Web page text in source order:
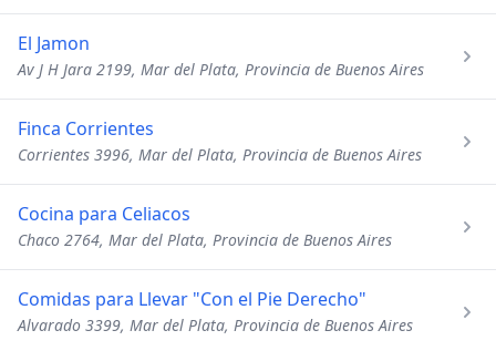
El Jamon
Av J H Jara 2199, Mar del Plata, Provincia de Buenos Aires
Finca Corrientes
Corrientes 3996, Mar del Plata, Provincia de Buenos Aires
Cocina para Celiacos
Chaco 2764, Mar del Plata, Provincia de Buenos Aires
Comidas para Llevar "Con el Pie Derecho"
Alvarado 3399, Mar del Plata, Provincia de Buenos Aires